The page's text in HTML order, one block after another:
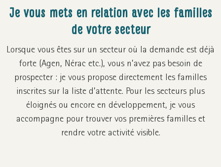
Je vous mets en relation avec les familles
de votre secteur
Lorsque vous êtes sur un secteur où la demande est déjà
forte (Agen, Nérac etc.), vous n’avez pas besoin de
prospecter : je vous propose directement les familles
inscrites sur la liste d’attente. Pour les secteurs plus
éloignés ou encore en développement, je vous
accompagne pour trouver vos premières familles et
rendre votre activité visible.